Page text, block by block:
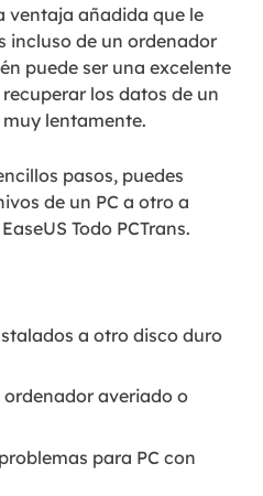
ventaja añadida que le
incluso de un ordenador
puede ser una excelente
los datos de un
lentamente.
pasos, puedes
de un PC a otro a
Todo PCTrans.
a otro disco duro
ordenador averiado o
para PC con